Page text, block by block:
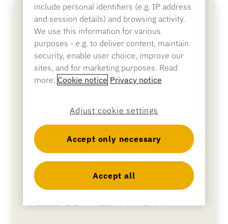
매달린 상품 보안
면도날, 구강 관리 용품, 화장품 및 기타 도난 위험
이 높은 상품들을 별도의 잠금 장치 없이도 페그 후
include personal identifiers (e.g. IP address
and session details) and browsing activity.
We use this information for various
purposes - e.g. to deliver content, maintain
security, enable user choice, improve our
sites, and for marketing purposes. Read
more: Cookie notice Privacy notice
Adjust cookie settings
Accept only necessary
Accept all